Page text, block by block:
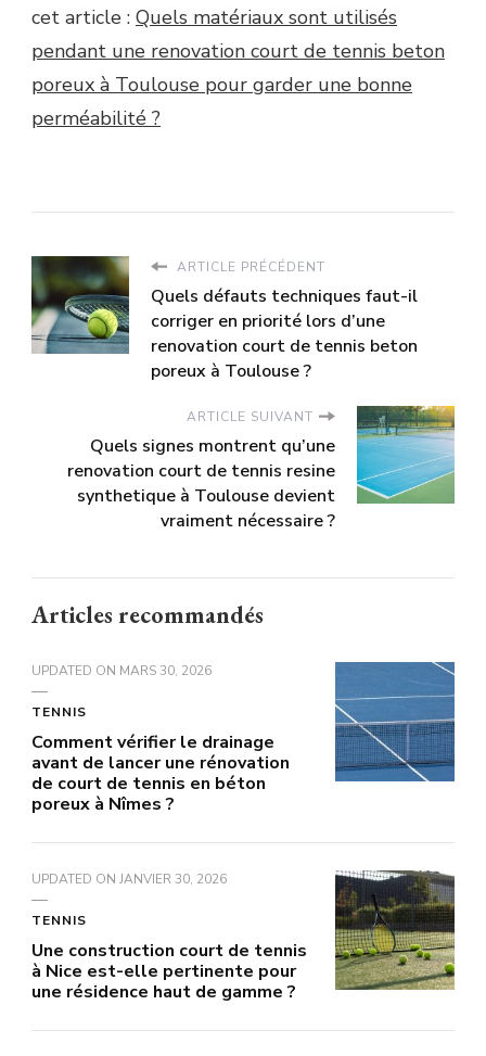
cet article : Quels matériaux sont utilisés
pendant une renovation court de tennis beton
poreux à Toulouse pour garder une bonne
perméabilité ?
ARTICLE PRÉCÉDENT
Quels défauts techniques faut-il
corriger en priorité lors d’une
renovation court de tennis beton
poreux à Toulouse ?
ARTICLE SUIVANT
Quels signes montrent qu’une
renovation court de tennis resine
synthetique à Toulouse devient
vraiment nécessaire ?
Articles recommandés
UPDATED ON MARS 30, 2026
TENNIS
Comment vérifier le drainage
avant de lancer une rénovation
de court de tennis en béton
poreux à Nîmes ?
UPDATED ON JANVIER 30, 2026
TENNIS
Une construction court de tennis
à Nice est-elle pertinente pour
une résidence haut de gamme ?